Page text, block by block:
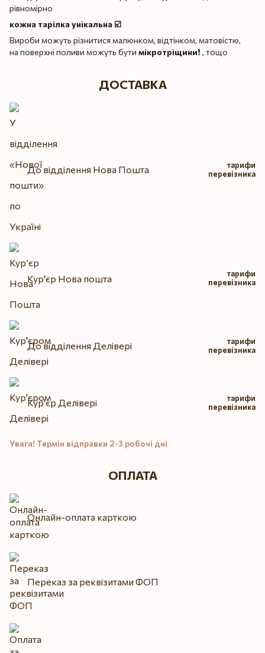
рівномірно
кожна тарілка унікальна ☑️
Вироби можуть різнитися малюнком, відтінком, матовістю,
на поверхні поливи можуть бути мікротріщини❗️ , тощо
ДОСТАВКА
До відділення Нова Пошта
тарифи
перевізника
Кур'єр Нова пошта
тарифи
перевізника
До відділення Делівері
тарифи
перевізника
Кур'єр Делівері
тарифи
перевізника
Увага! Термін відправки 2-3 робочі дні
ОПЛАТА
Онлайн-оплата карткою
Переказ за реквізитами ФОП